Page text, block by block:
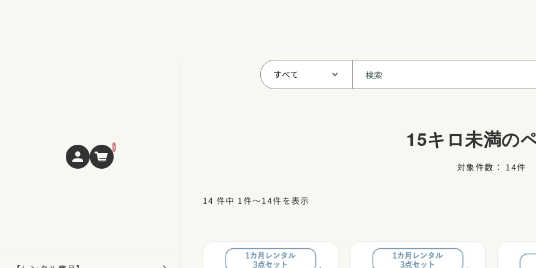
0 15キロ未満の
対象件数： 14件
14 件中 1件～14件を表示